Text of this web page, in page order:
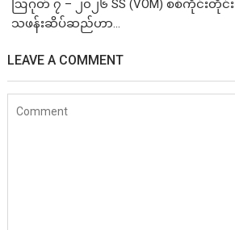
ဩဂုတ် ၇ – ၂၀၂၆ SS (VOM) စစ်ကိုင်းတိုင်
သဖန်းဆိပ်ဆည်ဟာ...
LEAVE A COMMENT